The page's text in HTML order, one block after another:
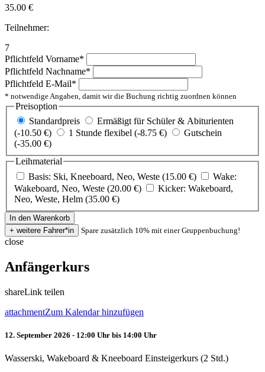
35.00 €
Teilnehmer:
7
Pflichtfeld Vorname*
Pflichtfeld Nachname*
Pflichtfeld E-Mail*
* notwendige Angaben, damit wir die Buchung richtig zuordnen können
Preisoption
Standardpreis
Ermäßigt für Schüler & Abiturienten
(-10.50 €)
1 Stunde flexibel (-8.75 €)
Gutschein
(-35.00 €)
Leihmaterial
Basis: Ski, Kneeboard, Neo, Weste (15.00 €)
Wake:
Wakeboard, Neo, Weste (20.00 €)
Kicker: Wakeboard,
Neo, Weste, Helm (35.00 €)
Spare zusätzlich 10% mit einer Gruppenbuchung!
close
Anfängerkurs
shareLink teilen
attachmentZum Kalendar hinzufügen
12. September 2026 - 12:00 Uhr bis 14:00 Uhr
Wasserski, Wakeboard & Kneeboard Einsteigerkurs (2 Std.)